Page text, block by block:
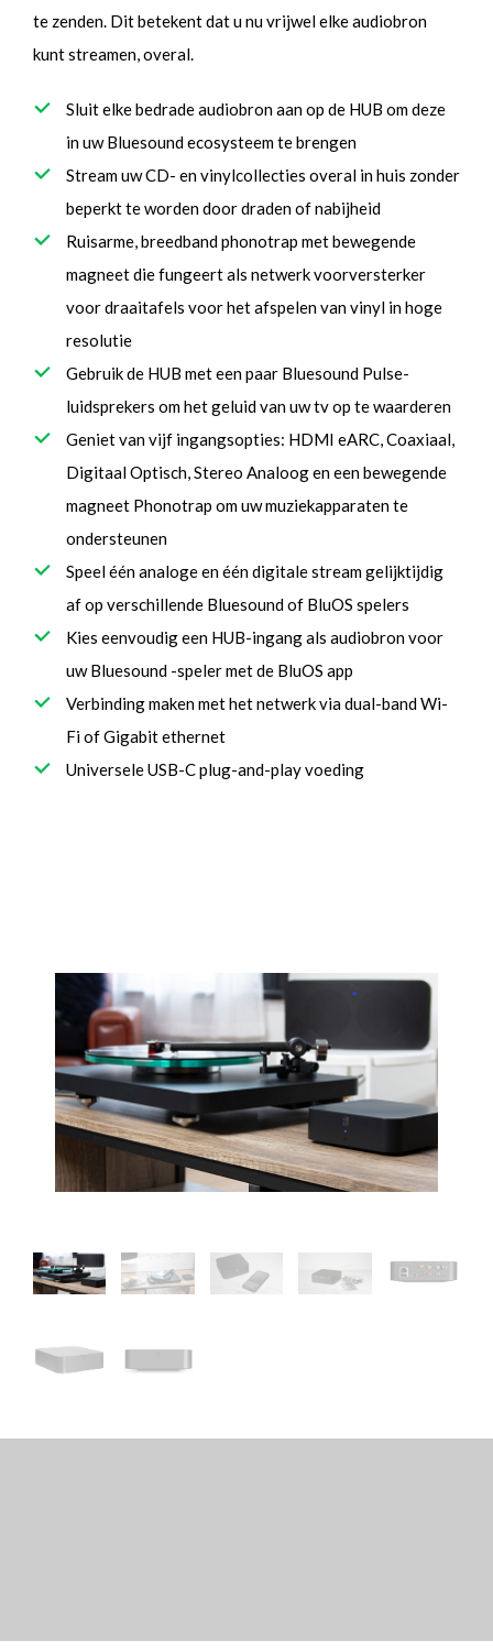
te zenden. Dit betekent dat u nu vrijwel elke audiobron
kunt streamen, overal.
Sluit elke bedrade audiobron aan op de HUB om deze
in uw Bluesound ecosysteem te brengen
Stream uw CD- en vinylcollecties overal in huis zonder
beperkt te worden door draden of nabijheid
Ruisarme, breedband phonotrap met bewegende
magneet die fungeert als netwerk voorversterker
voor draaitafels voor het afspelen van vinyl in hoge
resolutie
Gebruik de HUB met een paar Bluesound Pulse-
luidsprekers om het geluid van uw tv op te waarderen
Geniet van vijf ingangsopties: HDMI eARC, Coaxiaal,
Digitaal Optisch, Stereo Analoog en een bewegende
magneet Phonotrap om uw muziekapparaten te
ondersteunen
Speel één analoge en één digitale stream gelijktijdig
af op verschillende Bluesound of BluOS spelers
Kies eenvoudig een HUB-ingang als audiobron voor
uw Bluesound -speler met de BluOS app
Verbinding maken met het netwerk via dual-band Wi-
Fi of Gigabit ethernet
Universele USB-C plug-and-play voeding